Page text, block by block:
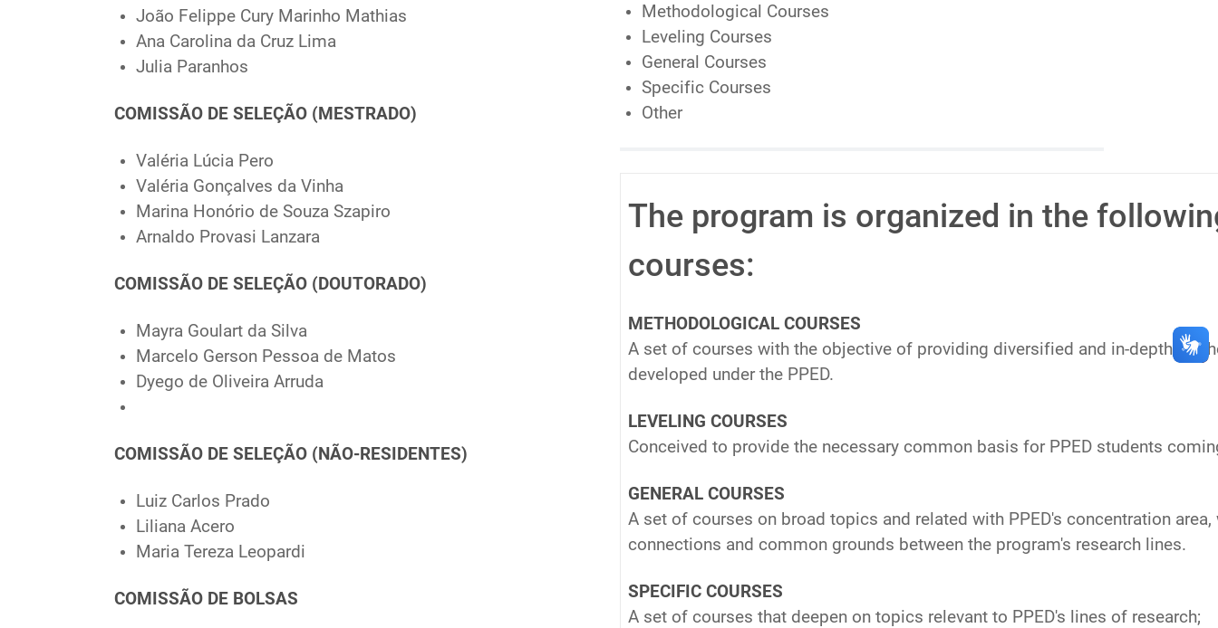
João Felippe Cury Marinho Mathias
Ana Carolina da Cruz Lima
Julia Paranhos
COMISSÃO DE SELEÇÃO (MESTRADO)
Valéria Lúcia Pero
Valéria Gonçalves da Vinha
Marina Honório de Souza Szapiro
Arnaldo Provasi Lanzara
COMISSÃO DE SELEÇÃO (DOUTORADO)
Mayra Goulart da Silva
Marcelo Gerson Pessoa de Matos
Dyego de Oliveira Arruda
COMISSÃO DE SELEÇÃO (NÃO-RESIDENTES)
Luiz Carlos Prado
Liliana Acero
Maria Tereza Leopardi
COMISSÃO DE BOLSAS
Methodological Courses
Leveling Courses
General Courses
Specific Courses
Other
The program is organized in the
courses:
METHODOLOGICAL COURSES
A set of courses with the objective of providing diversified and in-depth
developed under the PPED.
LEVELING COURSES
Conceived to provide the necessary common basis for PPED students
GENERAL COURSES
A set of courses on broad topics and related with PPED's concentration
connections and common grounds between the program's research lines.
SPECIFIC COURSES
A set of courses that deepen on topics relevant to PPED's lines of research;